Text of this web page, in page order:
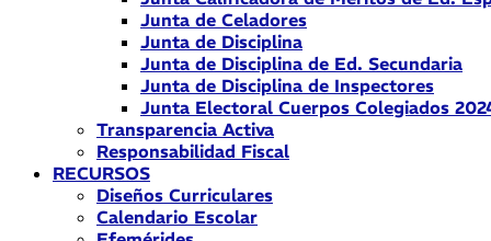
Junta de Celadores
Junta de Disciplina
Junta de Disciplina de Ed. Secundaria
Junta de Disciplina de Inspectores
Junta Electoral Cuerpos Colegiados
Transparencia Activa
Responsabilidad Fiscal
RECURSOS
Diseños Curriculares
Calendario Escolar